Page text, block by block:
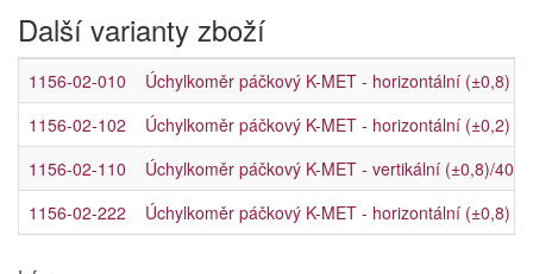
Další varianty zboží
1156-02-010
Úchylkoměr páčkový K-MET - horizontální (±0,8)
1156-02-102
Úchylkoměr páčkový K-MET - horizontální (±0,2)
1156-02-110
Úchylkoměr páčkový K-MET - vertikální (±0,8)/
1156-02-222
Úchylkoměr páčkový K-MET - horizontální (±0,8)